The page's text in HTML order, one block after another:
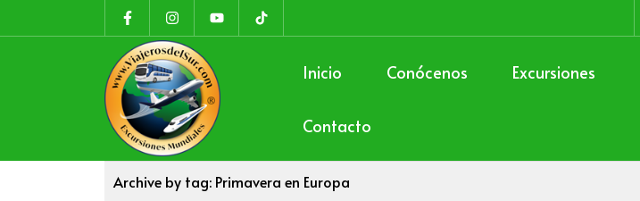
Inicio Conócenos Excursiones
Contacto
Archive by tag: Primavera en Europa